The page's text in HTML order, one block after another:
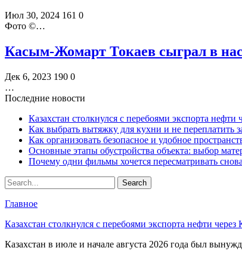
Июл 30, 2024 161 0
Фото ©️…
Касым-Жомарт Токаев сыграл в
Дек 6, 2023 190 0
…
Последние новости
Казахстан столкнулся с перебоями экспорта нефти
Как выбрать вытяжку для кухни и не переплатить
Как организовать безопасное и удобное
Основные этапы обустройства объекта: выбор
Почему одни фильмы хочется пересматривать
Главное
Казахстан столкнулся с перебоями экспорта нефти
Казахстан в июле и начале августа 2026 года был